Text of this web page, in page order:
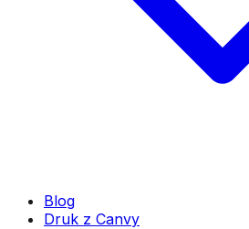
Blog
Druk z Canvy